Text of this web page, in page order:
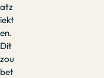
atz
iekt
en.
Dit
zou
bet